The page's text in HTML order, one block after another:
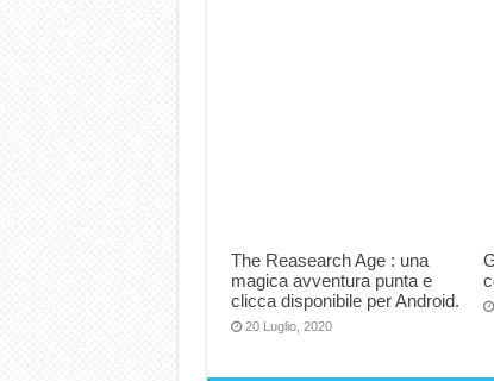
The Reasearch Age : una
magica avventura punta e
clicca disponibile per Android.
20 Luglio, 2020